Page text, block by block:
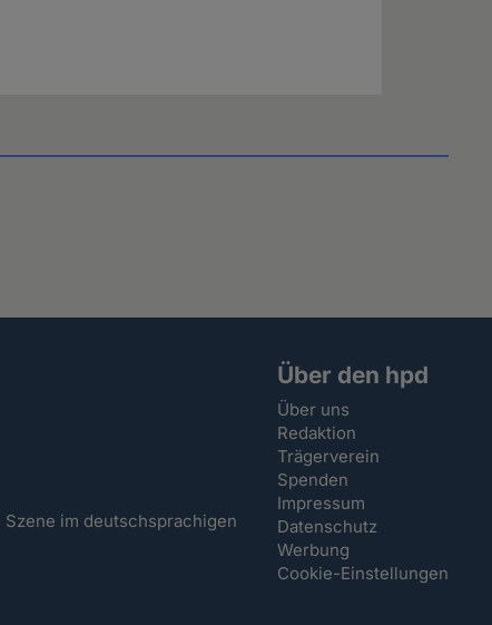
im deutschsprachigen
Über den hpd
Über uns
Redaktion
Trägerverein
Spenden
Impressum
Datenschutz
Werbung
Cookie-Einstellungen